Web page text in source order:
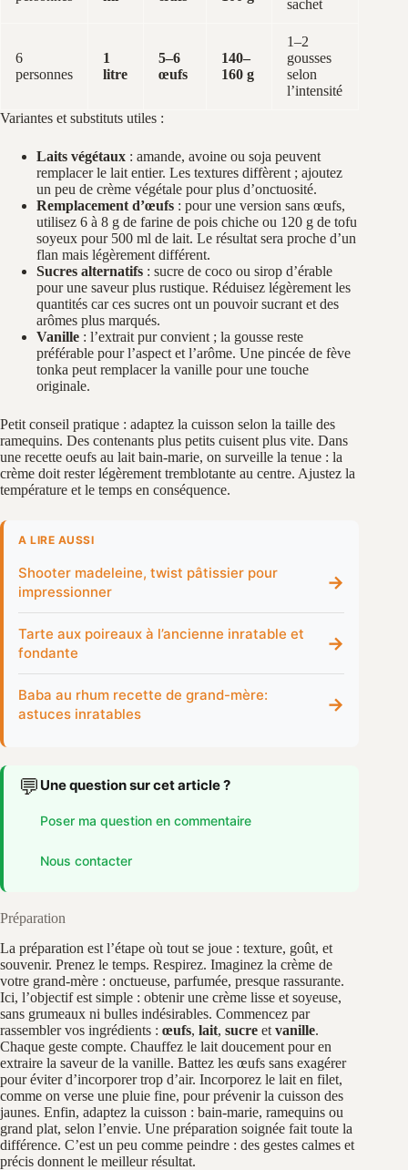
sachet
6
personnes
1
litre
5–6
œufs
140–
160 g
1–2
gousses
selon
l’intensité
Variantes et substituts utiles :
Laits végétaux : amande, avoine ou soja peuvent
remplacer le lait entier. Les textures diffèrent ; ajoutez
un peu de crème végétale pour plus d’onctuosité.
Remplacement d’œufs : pour une version sans œufs,
utilisez 6 à 8 g de farine de pois chiche ou 120 g de tofu
soyeux pour 500 ml de lait. Le résultat sera proche d’un
flan mais légèrement différent.
Sucres alternatifs : sucre de coco ou sirop d’érable
pour une saveur plus rustique. Réduisez légèrement les
quantités car ces sucres ont un pouvoir sucrant et des
arômes plus marqués.
Vanille : l’extrait pur convient ; la gousse reste
préférable pour l’aspect et l’arôme. Une pincée de fève
tonka peut remplacer la vanille pour une touche
originale.
Petit conseil pratique : adaptez la cuisson selon la taille des
ramequins. Des contenants plus petits cuisent plus vite. Dans
une recette oeufs au lait bain-marie, on surveille la tenue : la
crème doit rester légèrement tremblotante au centre. Ajustez la
température et le temps en conséquence.
A LIRE AUSSI
Shooter madeleine, twist pâtissier pour
impressionner
→
Tarte aux poireaux à l’ancienne inratable et
fondante
→
Baba au rhum recette de grand-mère:
astuces inratables
→
💬 Une question sur cet article ?
Poser ma question en commentaire
Nous contacter
Préparation
La préparation est l’étape où tout se joue : texture, goût, et
souvenir. Prenez le temps. Respirez. Imaginez la crème de
votre grand-mère : onctueuse, parfumée, presque rassurante.
Ici, l’objectif est simple : obtenir une crème lisse et soyeuse,
sans grumeaux ni bulles indésirables. Commencez par
rassembler vos ingrédients : œufs, lait, sucre et vanille.
Chaque geste compte. Chauffez le lait doucement pour en
extraire la saveur de la vanille. Battez les œufs sans exagérer
pour éviter d’incorporer trop d’air. Incorporez le lait en filet,
comme on verse une pluie fine, pour prévenir la cuisson des
jaunes. Enfin, adaptez la cuisson : bain-marie, ramequins ou
grand plat, selon l’envie. Une préparation soignée fait toute la
différence. C’est un peu comme peindre : des gestes calmes et
précis donnent le meilleur résultat.